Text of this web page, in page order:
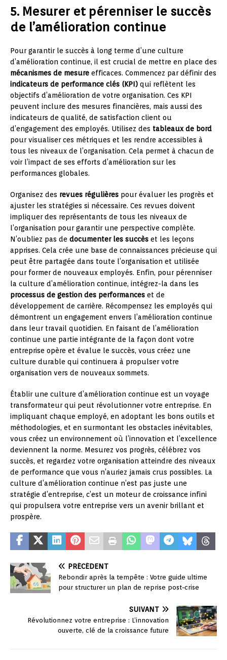
5. Mesurer et pérenniser le succès
de l’amélioration continue
Pour garantir le succès à long terme d’une culture
d’amélioration continue, il est crucial de mettre en place des
mécanismes de mesure efficaces. Commencez par définir des
indicateurs de performance clés (KPI) qui reflètent les
objectifs d’amélioration de votre organisation. Ces KPI
peuvent inclure des mesures financières, mais aussi des
indicateurs de qualité, de satisfaction client ou
d’engagement des employés. Utilisez des tableaux de bord
pour visualiser ces métriques et les rendre accessibles à
tous les niveaux de l’organisation. Cela permet à chacun de
voir l’impact de ses efforts d’amélioration sur les
performances globales.
Organisez des revues régulières pour évaluer les progrès et
ajuster les stratégies si nécessaire. Ces revues doivent
impliquer des représentants de tous les niveaux de
l’organisation pour garantir une perspective complète.
N’oubliez pas de documenter les succès et les leçons
apprises. Cela crée une base de connaissances précieuse qui
peut être partagée dans toute l’organisation et utilisée
pour former de nouveaux employés. Enfin, pour pérenniser
la culture d’amélioration continue, intégrez-la dans les
processus de gestion des performances et de
développement de carrière. Récompensez les employés qui
démontrent un engagement envers l’amélioration continue
dans leur travail quotidien. En faisant de l’amélioration
continue une partie intégrante de la façon dont votre
entreprise opère et évalue le succès, vous créez une
culture durable qui continuera à propulser votre
organisation vers de nouveaux sommets.
Établir une culture d’amélioration continue est un voyage
transformateur qui peut révolutionner votre entreprise. En
impliquant chaque employé, en adoptant les bons outils et
méthodologies, et en surmontant les obstacles inévitables,
vous créez un environnement où l’innovation et l’excellence
deviennent la norme. Mesurez vos progrès, célébrez vos
succès, et regardez votre organisation atteindre des niveaux
de performance que vous n’auriez jamais crus possibles. La
culture d’amélioration continue n’est pas juste une
stratégie d’entreprise, c’est un moteur de croissance infini
qui propulsera votre entreprise vers un avenir brillant et
prospère.
PRÉCÉDENT
Rebondir après la tempête : Votre guide ultime
pour structurer un plan de reprise post-crise
SUIVANT
Révolutionnez votre entreprise : L’innovation
ouverte, clé de la croissance future